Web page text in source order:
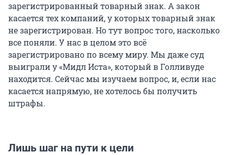
зарегистрированный товарный знак. А закон
касается тех компаний, у которых товарный знак
не зарегистрирован. Но тут вопрос того, насколько
все поняли. У нас в целом это всё
зарегистрировано по всему миру. Мы даже суд
выиграли у «Мидл Иста», который в Голливуде
находится. Сейчас мы изучаем вопрос, и, если нас
касается напрямую, не хотелось бы получить
штрафы.
Лишь шаг на пути к цели